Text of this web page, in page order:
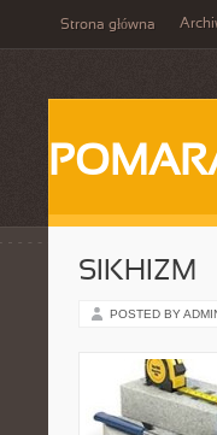
Strona główna
SIKHIZM
POSTED BY